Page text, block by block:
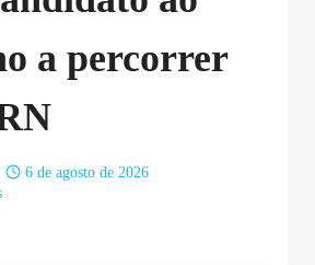
a percorrer
6 de agosto de 2026